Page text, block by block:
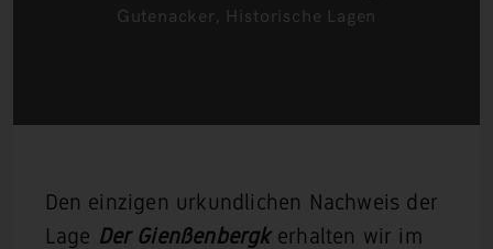
Gutenacker, Historische Lagen
Den einzigen urkundlichen Nachweis der
Lage Der Gienßenbergkerhalten wir im